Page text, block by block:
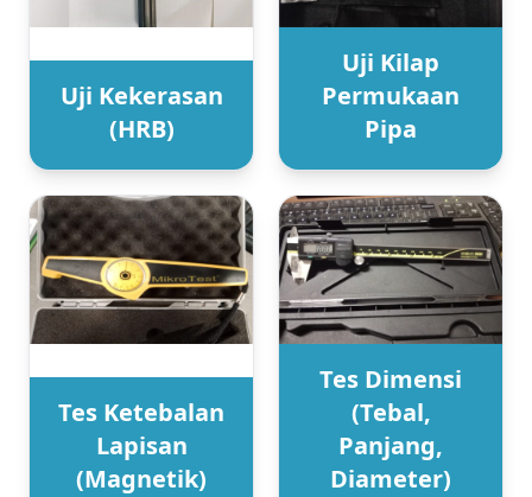
Uji Kekerasan
(HRB)
Uji Kilap
Permukaan
Pipa
Tes Ketebalan
Lapisan
(Magnetik)
Tes Dimensi
(Tebal,
Panjang,
Diameter)